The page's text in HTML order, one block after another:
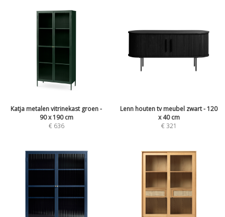
Katja metalen vitrinekast groen -
90 x 190 cm
€ 636
Lenn houten tv meubel zwart - 120
x 40 cm
€321